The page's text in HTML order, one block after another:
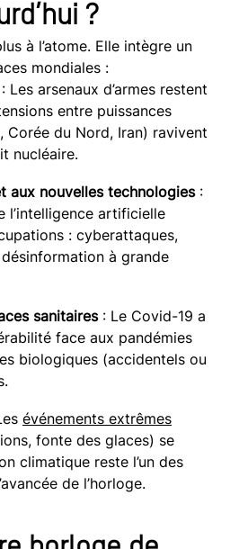
?
à l’atome. Elle intègre un
mondiales :
Les arsenaux d’armes restent
entre puissances
Corée du Nord, Iran) ravivent
nucléaire.
aux nouvelles technologies:
l’intelligence artificielle
: cyberattaques,
à grande
sanitaires: Le Covid-19 a
face aux pandémies
biologiques (accidentels ou
événements extrêmes
fonte des glaces) se
climatique reste l’un des
de l’horloge.